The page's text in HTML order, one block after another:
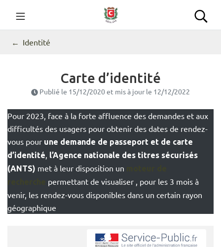
contenu
Commune de Seillans
Identité
Carte d’identité
Publié le 15/12/2020et mis à jour le 12/12/2022
Pour 2023, face à la forte affluence des demandes et aux
difficultés des usagers pour obtenir des dates de rendez-
vous pour une demande de passeport et de carte
d’identité, l’Agence nationale des titres sécurisés
(ANTS) met à leur disposition un
permettant de visualiser , pour les 3 mois à
venir, les rendez-vous disponibles dans un certain rayon
géographique